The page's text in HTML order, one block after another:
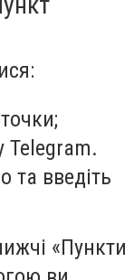
Telegram.
та введіть
«Пункти